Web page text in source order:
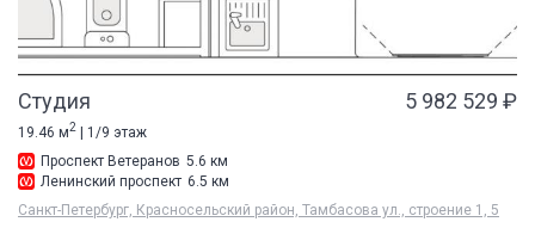
Студия 5 982 529 ₽
19.46 м2
| 1/9 этаж
Проспект Ветеранов 5.6 км
Ленинский проспект 6.5 км
Санкт-Петербург, Красносельский район, Тамбасова ул., строение 1, 5